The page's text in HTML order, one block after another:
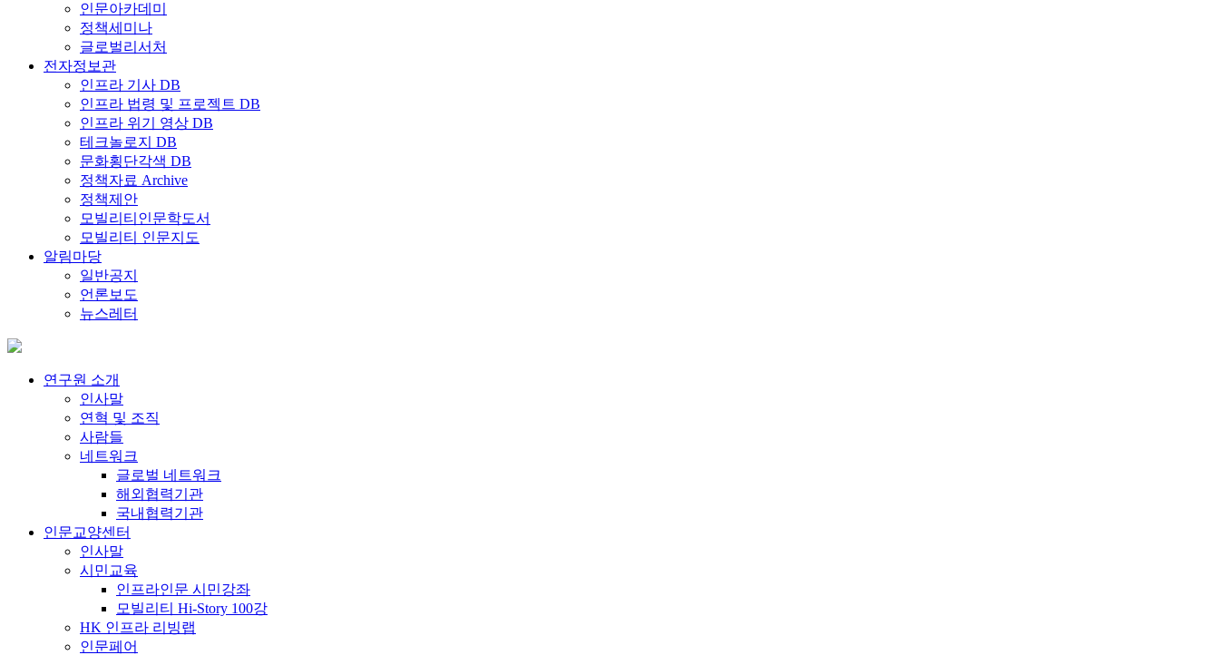
인문아카데미
정책세미나
글로벌리서처
전자정보관
인프라 기사 DB
인프라 법령 및 프로젝트 DB
인프라 위기 영상 DB
테크놀로지 DB
문화횡단각색 DB
정책자료 Archive
정책제안
모빌리티인문학도서
모빌리티 인문지도
알림마당
일반공지
언론보도
뉴스레터
연구원 소개
인사말
연혁 및 조직
사람들
네트워크
글로벌 네트워크
해외협력기관
국내협력기관
인문교양센터
인사말
시민교육
인프라인문 시민강좌
모빌리티 Hi-Story 100강
HK 인프라 리빙랩
인문페어